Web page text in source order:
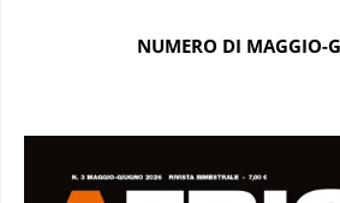
NUMERO DI MAGGIO-